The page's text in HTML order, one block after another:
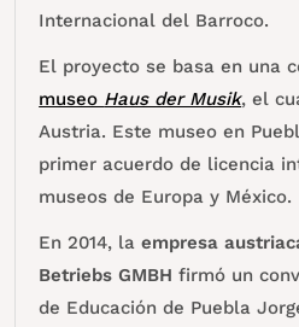
Internacional del Barroco.
El proyecto se basa en una
museo Haus der Musik, el
Austria. Este museo en
primer acuerdo de licencia
museos de Europa y México.
En 2014, laempresa
Betriebs GMBH firmó un
de Educación de Puebla